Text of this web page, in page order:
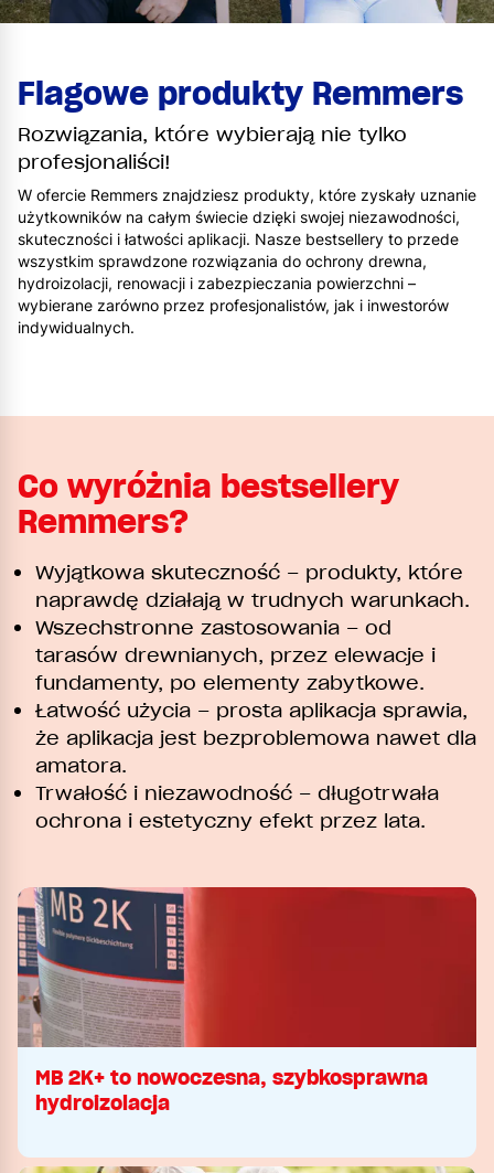
Flagowe produkty Remmers
Rozwiązania, które wybierają nie tylko
profesjonaliści!
W ofercie Remmers znajdziesz produkty, które zyskały uznanie
użytkowników na całym świecie dzięki swojej niezawodności,
skuteczności i łatwości aplikacji. Nasze bestsellery to przede
wszystkim sprawdzone rozwiązania do ochrony drewna,
hydroizolacji, renowacji i zabezpieczania powierzchni –
wybierane zarówno przez profesjonalistów, jak i inwestorów
indywidualnych.
Co wyróżnia bestsellery
Remmers?
Wyjątkowa skuteczność – produkty, które
naprawdę działają w trudnych warunkach.
Wszechstronne zastosowania – od
tarasów drewnianych, przez elewacje i
fundamenty, po elementy zabytkowe.
Łatwość użycia – prosta aplikacja sprawia,
że aplikacja jest bezproblemowa nawet dla
amatora.
Trwałość i niezawodność – długotrwała
ochrona i estetyczny efekt przez lata.
MB 2K+ to nowoczesna, szybkosprawna
hydroizolacja